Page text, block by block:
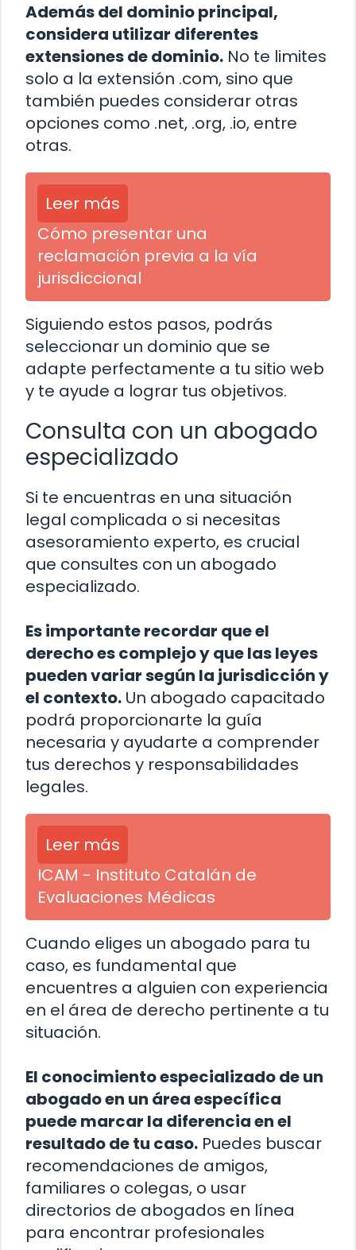
Además del dominio principal,
considera utilizar diferentes
extensiones de dominio. No te limites
solo a la extensión .com, sino que
también puedes considerar otras
opciones como .net, .org, .io, entre
otras.
Leer más
Cómo presentar una
reclamación previa a la vía
jurisdiccional
Siguiendo estos pasos, podrás
seleccionar un dominio que se
adapte perfectamente a tu sitio web
y te ayude a lograr tus objetivos.
Consulta con un abogado
especializado
Si te encuentras en una situación
legal complicada o si necesitas
asesoramiento experto, es crucial
que consultes con un abogado
especializado.
Es importante recordar que el
derecho es complejo y que las leyes
pueden variar según la jurisdicción y
el contexto. Un abogado capacitado
podrá proporcionarte la guía
necesaria y ayudarte a comprender
tus derechos y responsabilidades
legales.
Leer más
ICAM - Instituto Catalán de
Evaluaciones Médicas
Cuando eliges un abogado para tu
caso, es fundamental que
encuentres a alguien con experiencia
en el área de derecho pertinente a tu
situación.
El conocimiento especializado de un
abogado en un área específica
puede marcar la diferencia en el
resultado de tu caso. Puedes buscar
recomendaciones de amigos,
familiares o colegas, o usar
directorios de abogados en línea
para encontrar profesionales